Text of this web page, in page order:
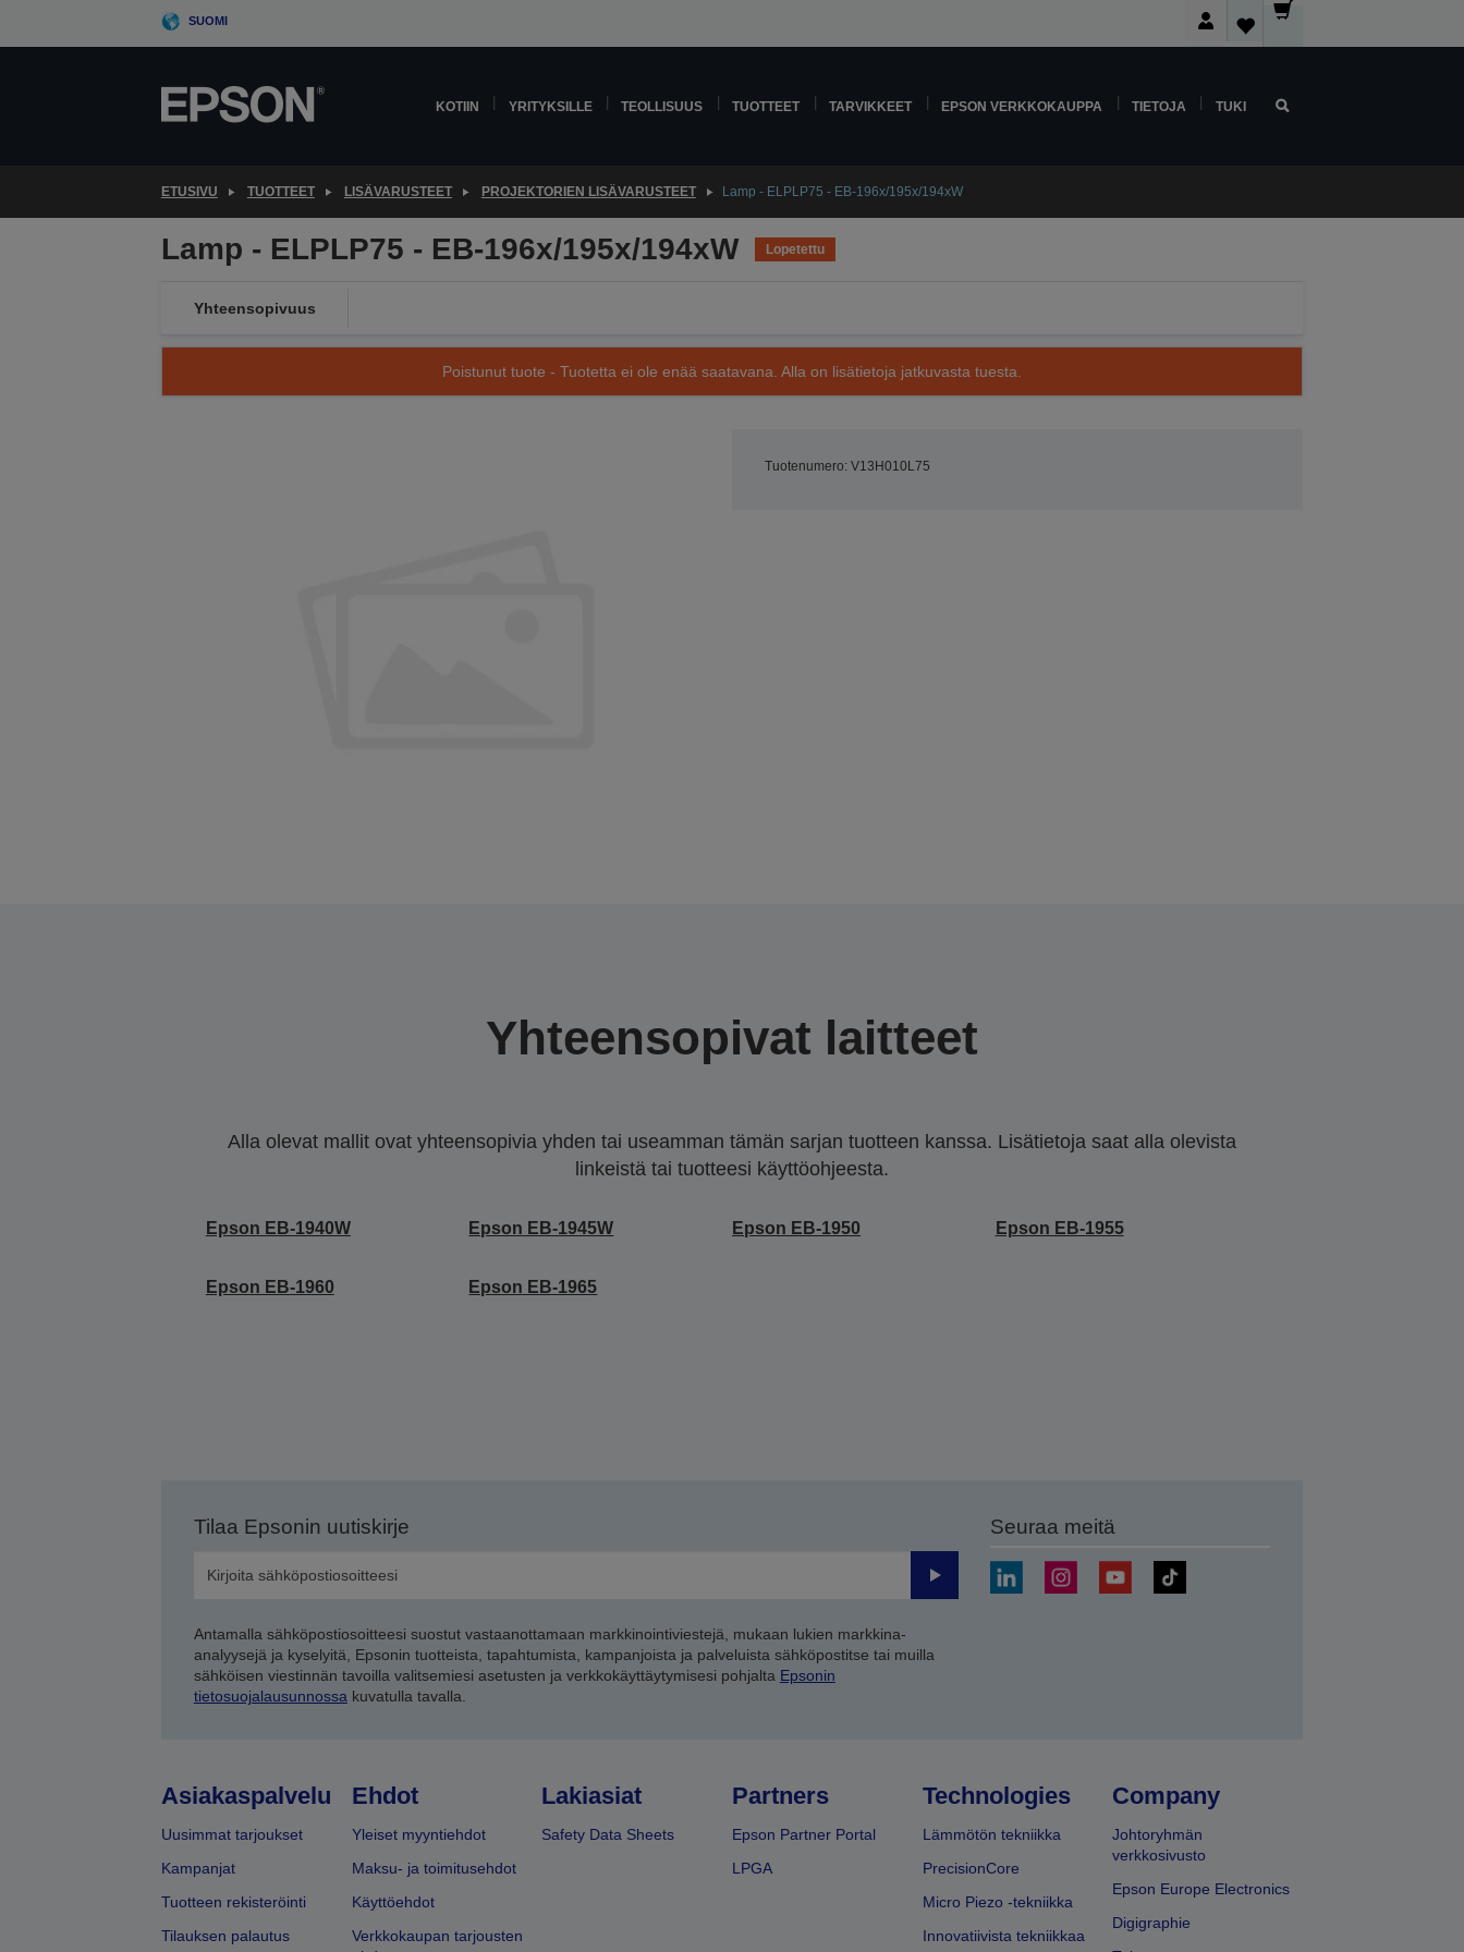
SUOMI
KOTIIN YRITYKSILLE TEOLLISUUS TUOTTEET TARVIKKEET EPSON VERKKOKAUPPA TIETOJA TUKI
ETUSIVU TUOTTEET LISÄVARUSTEET PROJEKTORIEN LISÄVARUSTEET Lamp - ELPLP75 - EB-196x/195x/194xW
Lamp - ELPLP75 - EB-196x/195x/194xW Lopetettu
Yhteensopivuus
Poistunut tuote - Tuotetta ei ole enää saatavana. Alla on lisätietoja jatkuvasta tuesta.
Tuotenumero: V13H010L75
Yhteensopivat laitteet
Alla olevat mallit ovat yhteensopivia yhden tai useamman tämän sarjan tuotteen kanssa. Lisätietoja saat alla olevista
linkeistä tai tuotteesi käyttöohjeesta.
Epson EB-1940W Epson EB-1945W Epson EB-1950 Epson EB-1955
Epson EB-1960 Epson EB-1965
Tilaa Epsonin uutiskirje
Lähetä
Antamalla sähköpostiosoitteesi suostut vastaanottamaan markkinointiviestejä, mukaan lukien markkina-
analyysejä ja kyselyitä, Epsonin tuotteista, tapahtumista, kampanjoista ja palveluista sähköpostitse tai muilla
sähköisen viestinnän tavoilla valitsemiesi asetusten ja verkkokäyttäytymisesi pohjalta Epsonin
tietosuojalausunnossa kuvatulla tavalla.
Seuraa meitä
Asiakaspalvelu
Uusimmat tarjoukset
Kampanjat
Tuotteen rekisteröinti
Tilauksen palautus
Ehdot
Yleiset myyntiehdot
Maksu- ja toimitusehdot
Käyttöehdot
Verkkokaupan tarjousten
Lakiasiat
Safety Data Sheets
Partners
Epson Partner Portal
LPGA
Technologies
Lämmötön tekniikka
PrecisionCore
Micro Piezo -tekniikka
Innovatiivista tekniikkaa
Company
Johtoryhmän
verkkosivusto
Epson Europe Electronics
Digigraphie